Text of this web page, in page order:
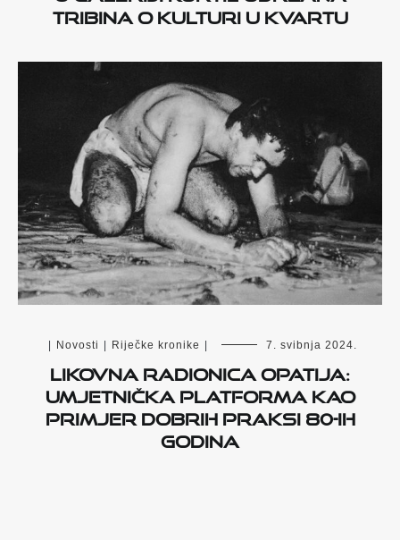
tribina o kulturi u kvartu
Novosti Riječke kronike 7. svibnja 2024.
Likovna radionica Opatija:
umjetnička platforma kao
primjer dobrih praksi 80-ih
godina